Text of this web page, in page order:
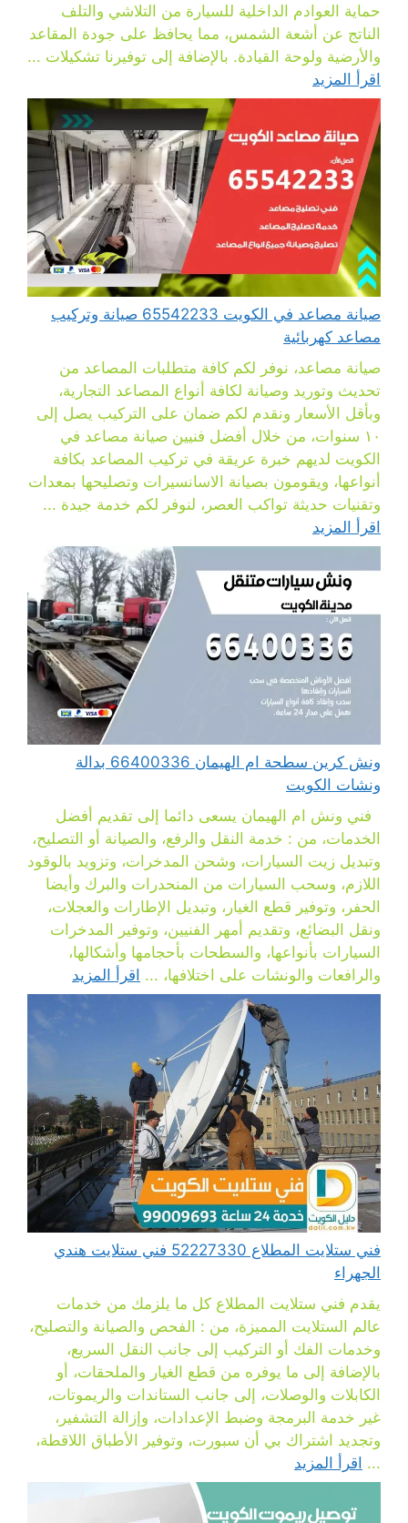
حماية العوادم الداخلية للسيارة من التلاشي والتلف
الناتج عن أشعة الشمس، مما يحافظ على جودة المقاعد
والأرضية ولوحة القيادة. بالإضافة إلى توفيرنا تشكيلات ...
اقرأ المزيد
صيانة مصاعد في الكويت 65542233 صيانة وتركيب
مصاعد كهربائية
صيانة مصاعد، نوفر لكم كافة متطلبات المصاعد من
تحديث وتوريد وصيانة لكافة أنواع المصاعد التجارية،
وبأقل الأسعار ونقدم لكم ضمان على التركيب يصل إلى
١٠ سنوات، من خلال أفضل فنيين صيانة مصاعد في
الكويت لديهم خبرة عريقة في تركيب المصاعد بكافة
أنواعها، ويقومون بصيانة الاسانسيرات وتصليحها بمعدات
وتقنيات حديثة تواكب العصر، لنوفر لكم خدمة جيدة ...
اقرأ المزيد
ونش كرين سطحة ام الهيمان 66400336 بدالة
ونشات الكويت
فني ونش ام الهيمان يسعى دائما إلى تقديم أفضل
الخدمات، من : خدمة النقل والرفع، والصيانة أو التصليح،
وتبديل زيت السيارات، وشحن المدخرات، وتزويد بالوقود
اللازم، وسحب السيارات من المنحدرات والبرك وأيضا
الحفر، وتوفير قطع الغيار، وتبديل الإطارات والعجلات،
ونقل البضائع، وتقديم أمهر الفنيين، وتوفير المدخرات
السيارات بأنواعها، والسطحات بأحجامها وأشكالها،
والرافعات والونشات على اختلافها، ... اقرأ المزيد
فني ستلايت المطلاع 52227330 فني ستلايت هندي
الجهراء
يقدم فني ستلايت المطلاع كل ما يلزمك من خدمات
عالم الستلايت المميزة، من : الفحص والصيانة والتصليح،
وخدمات الفك أو التركيب إلى جانب النقل السريع،
بالإضافة إلى ما يوفره من قطع الغيار والملحقات، أو
الكابلات والوصلات، إلى جانب الستاندات والريموتات،
غير خدمة البرمجة وضبط الإعدادات، وإزالة التشفير،
وتجديد اشتراك بي أن سبورت، وتوفير الأطباق اللاقطة،
... اقرأ المزيد